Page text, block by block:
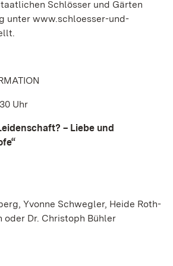
Schlösser und Gärten
unter www.schloesser-und-
Uhr
– Liebe und
Yvonne Schwegler, Heide Roth-
oder Dr. Christoph Bühler